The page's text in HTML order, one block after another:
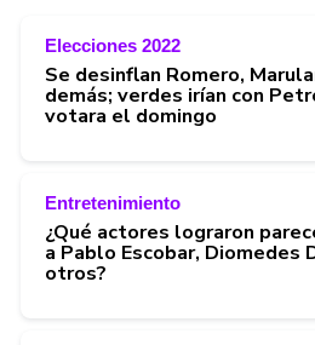
Elecciones 2022
Se desinflan Romero,
demás; verdes irían con
votara el domingo
Entretenimiento
¿Qué actores lograron
a Pablo Escobar, Diomedes
otros?